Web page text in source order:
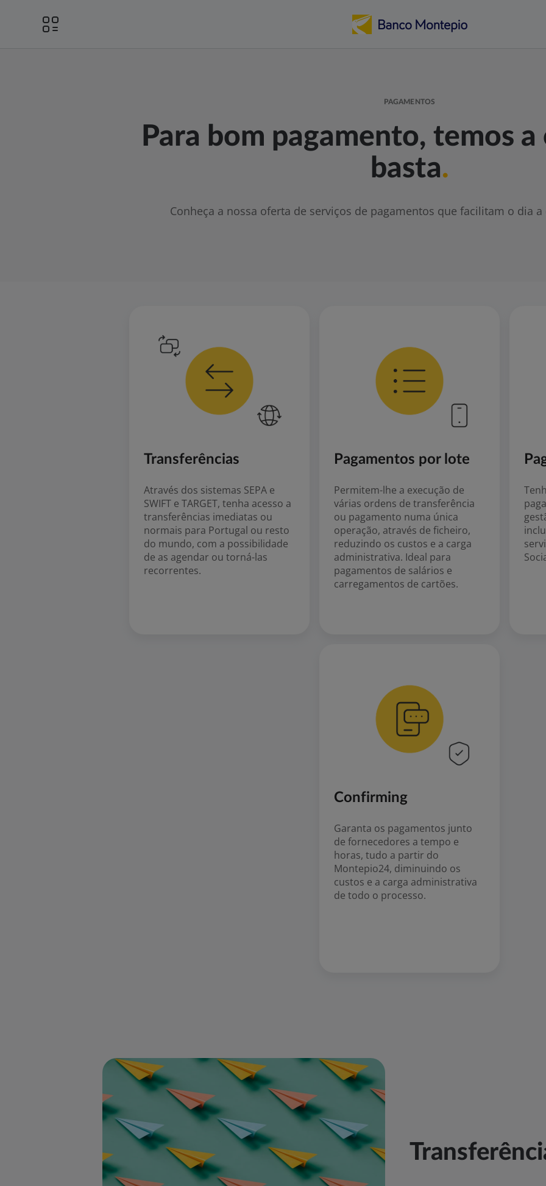
PAGAMENTOS
Para bom pagamento, temos
basta.
Conheça a nossa oferta de serviços de pagamentos que facilitam o dia
Transferências
Através dos sistemas SEPA e
SWIFT e TARGET, tenha acesso a
transferências imediatas ou
normais para Portugal ou resto
do mundo, com a possibilidade
de as agendar ou torná-las
recorrentes.
Pagamentos por lote
Permitem-lhe a execução de
várias ordens de transferência
ou pagamento numa única
operação, através de ficheiro,
reduzindo os custos e a carga
administrativa. Ideal para
pagamentos de salários e
carregamentos de cartões.
Confirming
Garanta os pagamentos junto
de fornecedores a tempo e
horas, tudo a partir do
Montepio24, diminuindo os
custos e a carga administrativa
de todo o processo.